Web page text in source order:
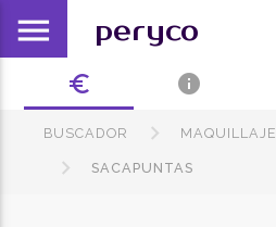
menu peryco
euro_symbol info
BUSCADOR MAQUILLAJE
SACAPUNTAS